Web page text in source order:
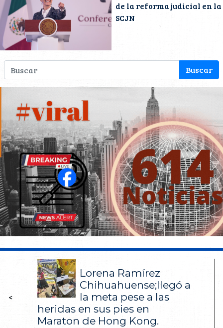
de la reforma judicial en la
SCJN
<
Lorena Ramírez
Chihuahuense;llegó a
la meta pese a las
heridas en sus pies en
Maraton de Hong Kong.